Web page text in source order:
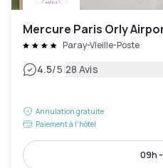
Mercure Paris Orly
Paray-Vieille-Poste
4.5/5|28 Avis
Annulation gratuite
Paiement à l'hôtel
09h -